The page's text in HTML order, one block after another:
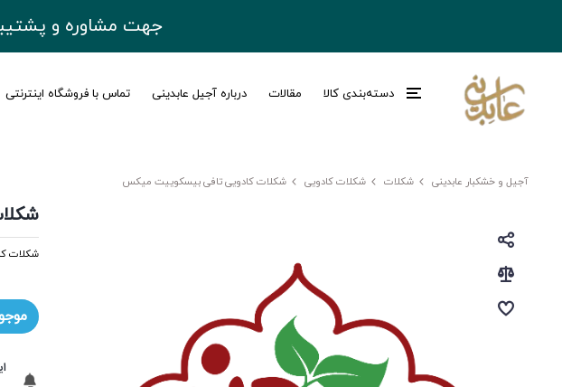
جهت مشاوره و پشتیبانی
دسته‌بندی کالا مقالات درباره آجیل عابدینی تماس با فروشگاه اینترنتی
آجیل و خشکبار عابدینی شکلات شکلات کادویی شکلات کادویی تافی بیسکوییت میکس
شکلات